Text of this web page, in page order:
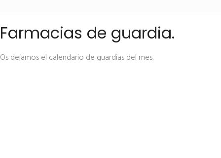
Farmacias de guardia.
Os dejamos el calendario de guardias del mes.